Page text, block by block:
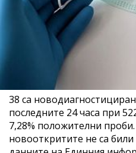
38 са
последните 24 часа при
7,28% положителни проби.
новооткритите не са